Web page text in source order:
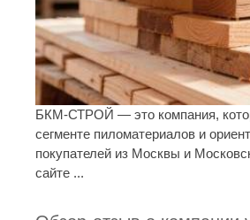
БКМ-СТРОЙ — это компания,
сегменте пиломатериалов и
покупателей из Москвы и
сайте ...